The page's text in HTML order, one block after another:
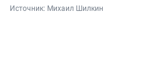
Источник: Михаил Шилкин